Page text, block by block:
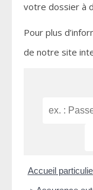
votre dossier à
Pour plus
de notre site
Accueil